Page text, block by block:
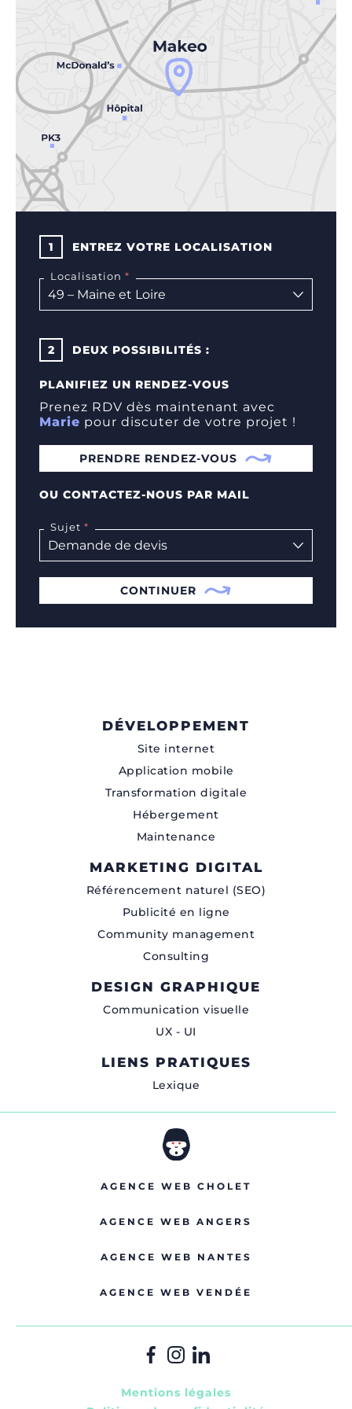
1 ENTREZ VOTRE LOCALISATION
Localisation
2 DEUX POSSIBILITÉS :
PLANIFIEZ UN RENDEZ-VOUS
Prenez RDV dès maintenant avec
Marie pour discuter de votre projet !
PRENDRE RENDEZ-VOUS
OU CONTACTEZ-NOUS PAR MAIL
Sujet
CONTINUER
DÉVELOPPEMENT
Site internet
Application mobile
Transformation digitale
Hébergement
Maintenance
MARKETING DIGITAL
Référencement naturel (SEO)
Publicité en ligne
Community management
Consulting
DESIGN GRAPHIQUE
Communication visuelle
UX - UI
LIENS PRATIQUES
Lexique
AGENCE WEB CHOLET
AGENCE WEB ANGERS
AGENCE WEB NANTES
AGENCE WEB VENDÉE
Mentions légales